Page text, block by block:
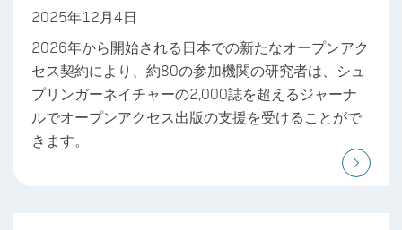
2025年12月4日
2026年から開始される日本での新たなオープンアク
セス契約により、約80の参加機関の研究者は、シュ
プリンガーネイチャーの2,000誌を超えるジャーナ
ルでオープンアクセス出版の支援を受けることがで
きます。